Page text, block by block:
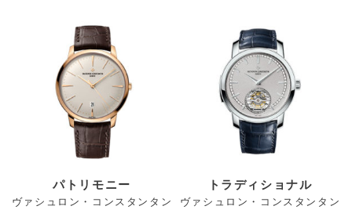
パトリモニー
ヴァシュロン・コンスタンタン
トラディショナル
ヴァシュロン・コンスタンタン